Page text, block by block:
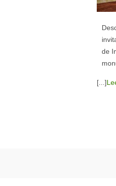
de
[...]